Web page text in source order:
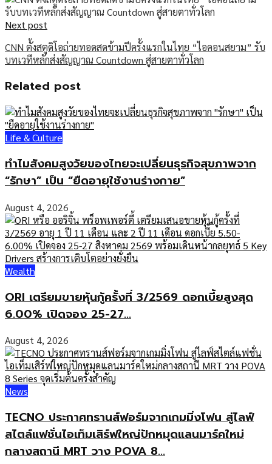
Next post
CNN ตั้งสตูดิโอถ่ายทอดสดข้ามปีครั้งแรกในไทย “ไอคอนสยาม” รับ
บทเวทีหลักส่งสัญญาณ Countdown สู่สายตาทั่วโลก
Related post
Life & Culture
ทำไมสังคมสูงวัยของไทยจะเปลี่ยนธุรกิจสุขภาพจาก
“รักษา” เป็น “ยืดอายุใช้งานร่างกาย”
August 4, 2026
Wealth
ORI เตรียมขายหุ้นกู้ครั้งที่ 3/2569 ดอกเบี้ยสูงสุด
6.00% เปิดจอง 25-27...
August 4, 2026
News
TECNO ประกาศทรานส์ฟอร์มจากเกมมิ่งโฟน สู่ไลฟ์
สไตล์แฟชั่นไอเท็มเสิร์ฟใหญ่ปักหมุดแลนมาร์คใหม่
กลางสถานี MRT วาง POVA 8...